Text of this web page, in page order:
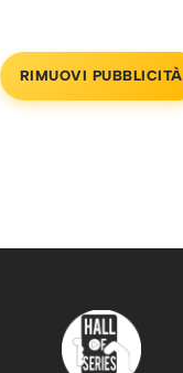
RIMUOVI PUBBLICITÀ